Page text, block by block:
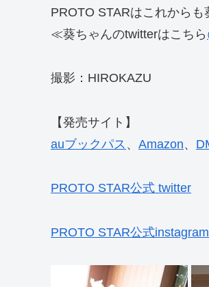
PROTO STARはこれからも
≪葵ちゃんのtwitterはこちら
撮影：HIROKAZU
【発売サイト】
auブックパス 、 Amazon、
PROTO STAR公式 twitter
PROTO STAR公式instagram